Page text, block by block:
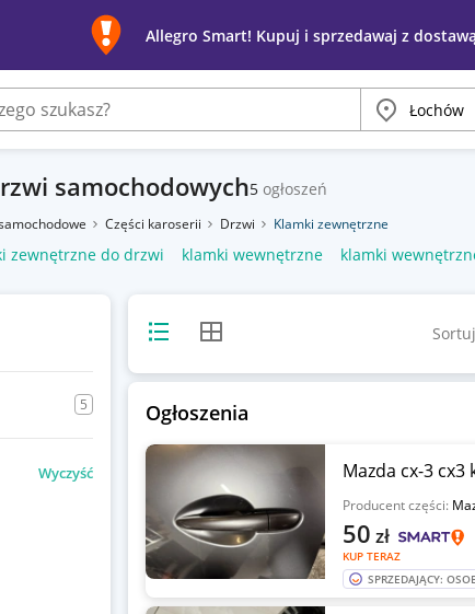
Allegro Smart! Kupuj i sprzedawaj z dostawą
Miasto
samochodowych5 ogłoszeń
Części karoserii Drzwi Klamki zewnętrzne
zewnętrzne do drzwi klamki wewnętrzne klamki
5
Wyczyść
Widok listyWidok siatki
Ogłoszenia
Mazda cx-3
Producent części:
KUP TERAZ
50 zł
SPRZEDAJĄCY: